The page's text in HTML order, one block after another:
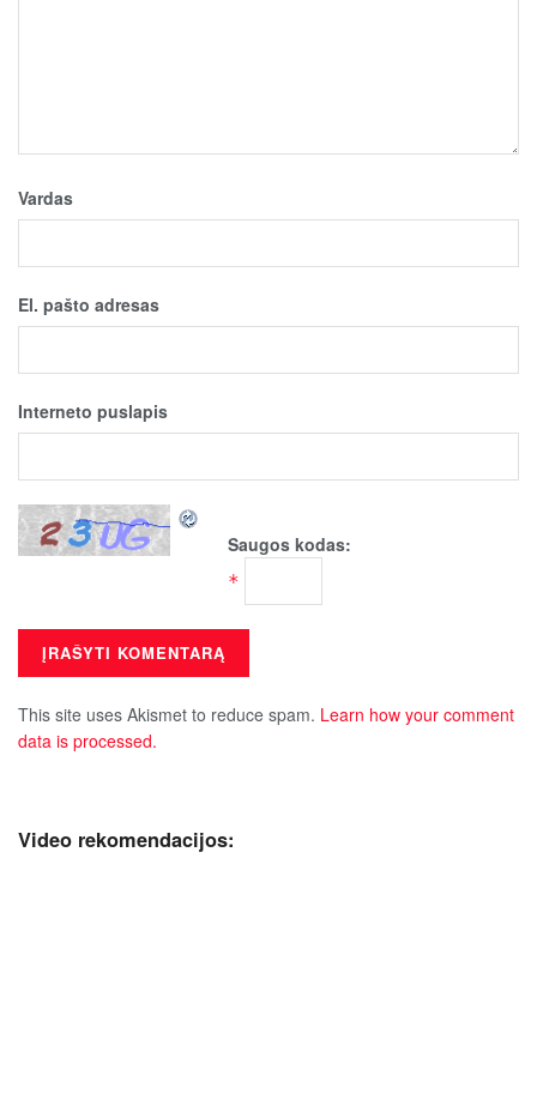
Vardas
El. pašto adresas
Interneto puslapis
Saugos kodas:
*
This site uses Akismet to reduce spam. Learn how your comment
data is processed.
Video rekomendacijos: